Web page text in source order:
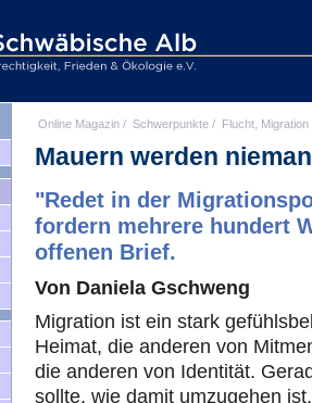
Online Magazin / Schwerpunkte / Flucht, Migration
Mauern werden
"Redet in der
fordern mehrere hundert
offenen Brief.
Von Daniela Gschweng
Migration ist ein stark
Heimat, die anderen von
die anderen von Identität.
sollte, wie damit umzugehen